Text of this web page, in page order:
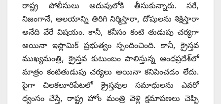
రాష్ట్ర పోలీసులు అదుపులోకి తీసుకున్నారు. సరే,
నిజంగానే, ఆలయాన్ని తిరిగి నిర్మిస్తారా, దోషులను శిక్షిస్తారా
అనేది వేరే విషయం. కానీ, కనీసం కంటి తుడుపు చర్యగా
అయినా ఇస్లామిక్‌ ‌ప్రభుత్వం స్పందించింది. కానీ, క్రైస్తవ
ముఖ్యమంత్రి, క్రైస్తవ కుటుంబం పాలిస్తున్న ఆంధప్రదేశ్‌లో
మాత్రం కంటితుడుపు చర్యలు అయినా కనిపించడం లేదు.
పైగా చిలకలూరిపేటలో క్రైస్తవుల సమాధులను ఎవరో
ధ్వంసం చేస్తే, రాష్ట్ర హోం మంత్రి వెళ్లి క్షమాపణలు చెప్పి